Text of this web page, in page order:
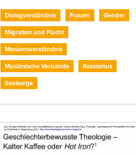
Dialogverständnis Frauen
Gender
Migration und Flucht
Missionsverständnis
Muslimische Verbände
Rassismus
Seelsorge